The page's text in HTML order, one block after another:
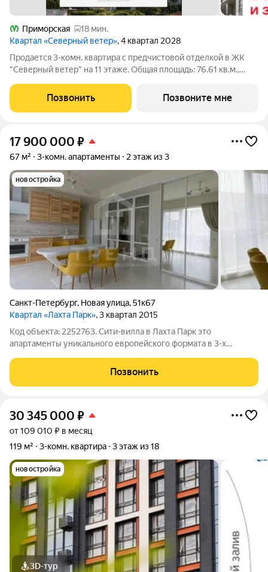
Приморская
18 мин.
Квартал «Северный ветер», 4 квартал 2028
Продается 3-комн. квартира с предчистовой отделкой в ЖК
"Северный ветер" на 11 этаже. Общая площадь: 76.61 кв.м.,
кв.м. Квартира угловая, идеально подойдет любителям
тишины и панорамных
Позвонить Позвоните мне
17 900 000 ₽
67 м² 3-комн. апартаменты 2 этаж из 3
новостройка
Санкт-Петербург, Новая улица,51к67
Квартал «Лахта Парк», 3 квартал 2015
Код объекта: 2252763. Сити-вилла в Лахта Парк это
апартаменты уникального европейского формата в 3-х
городе. Огороженная круглосуточно охраняемая территория.
Светлая, стильная и удобная
Позвонить
30 345 000 ₽
от 109 010 ₽ в месяц
119 м²
3-комн. квартира 3 этаж из 18
новостройка
3D-тур